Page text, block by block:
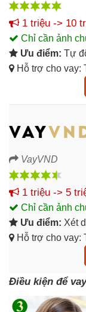
1 triệu -> 10
Chỉ cần ảnh
Ưu điểm: Tự
Hỗ trợ cho vay:
VayVND
1 triệu -> 5
Chỉ cần ảnh
Ưu điểm: Xét
Hỗ trợ cho vay:
Điều kiện để